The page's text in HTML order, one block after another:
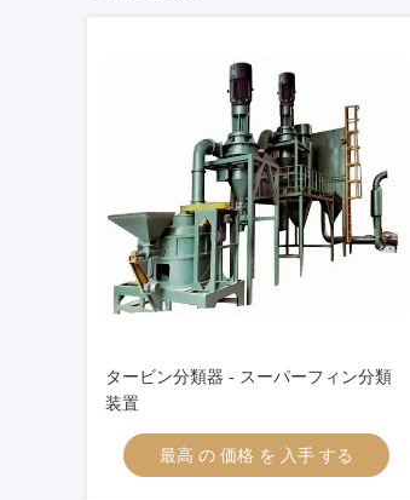
タービン分類器 - スーパーフィン分類
装置
最高 の 価格 を 入手 する